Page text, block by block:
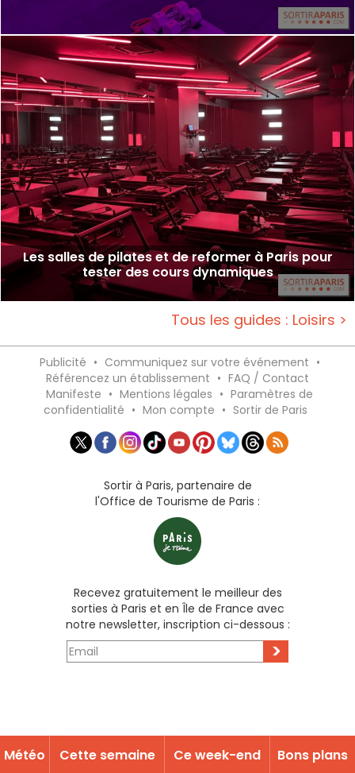
Les salles de pilates et de reformer à Paris pour
tester des cours dynamiques
Tous les guides : Loisirs >
Publicité • Communiquez sur votre événement •
Référencez un établissement • FAQ / Contact
Manifeste • Mentions légales • Paramètres de
confidentialité • Mon compte • Sortir de Paris
Sortir à Paris, partenaire de
l'Office de Tourisme de Paris :
Recevez gratuitement le meilleur des
sorties à Paris et en Île de France avec
notre newsletter, inscription ci-dessous :
>
Météo Cette semaine Ce week-end Bons plans